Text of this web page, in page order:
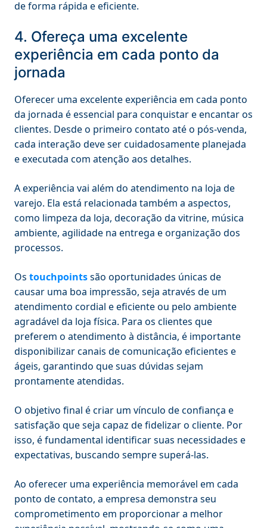
de forma rápida e eficiente.
4. Ofereça uma excelente
experiência em cada ponto da
jornada
Oferecer uma excelente experiência em cada ponto
da jornada é essencial para conquistar e encantar os
clientes. Desde o primeiro contato até o pós-venda,
cada interação deve ser cuidadosamente planejada
e executada com atenção aos detalhes.
A experiência vai além do atendimento na loja de
varejo. Ela está relacionada também a aspectos,
como limpeza da loja, decoração da vitrine, música
ambiente, agilidade na entrega e organização dos
processos.
Os touchpointssão oportunidades únicas de
causar uma boa impressão, seja através de um
atendimento cordial e eficiente ou pelo ambiente
agradável da loja física. Para os clientes que
preferem o atendimento à distância, é importante
disponibilizar canais de comunicação eficientes e
ágeis, garantindo que suas dúvidas sejam
prontamente atendidas.
O objetivo final é criar um vínculo de confiança e
satisfação que seja capaz de fidelizar o cliente. Por
isso, é fundamental identificar suas necessidades e
expectativas, buscando sempre superá-las.
Ao oferecer uma experiência memorável em cada
ponto de contato, a empresa demonstra seu
comprometimento em proporcionar a melhor